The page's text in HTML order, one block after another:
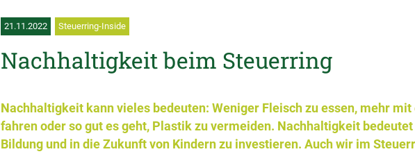
21.11.2022 Steuerring-Inside
Nachhaltigkeit beim Steuerring
Nachhaltigkeit kann vieles bedeuten: Weniger Fleisch zu essen, mehr mit
fahren oder so gut es geht, Plastik zu vermeiden. Nachhaltigkeit bedeutet
Bildung und in die Zukunft von Kindern zu investieren. Auch wir im